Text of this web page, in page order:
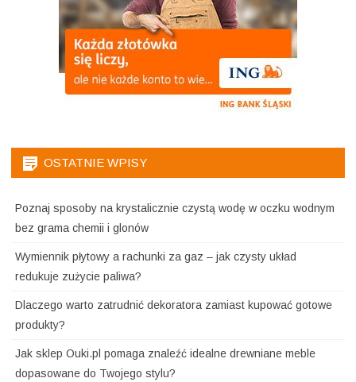
OSTATNIE WPISY
Poznaj sposoby na krystalicznie czystą wodę w oczku wodnym
bez grama chemii i glonów
Wymiennik płytowy a rachunki za gaz – jak czysty układ
redukuje zużycie paliwa?
Dlaczego warto zatrudnić dekoratora zamiast kupować gotowe
produkty?
Jak sklep Ouki.pl pomaga znaleźć idealne drewniane meble
dopasowane do Twojego stylu?